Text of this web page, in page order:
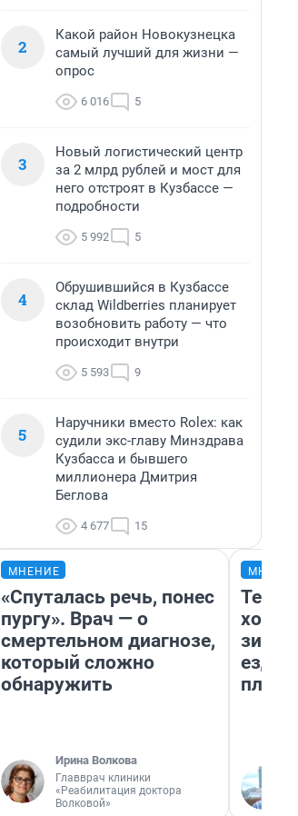
2
Какой район Новокузнецка
самый лучший для жизни —
опрос
6 016 5
3
Новый логистический центр
за 2 млрд рублей и мост для
него отстроят в Кузбассе —
подробности
5 992 5
4
Обрушившийся в Кузбассе
склад Wildberries планирует
возобновить работу — что
происходит внутри
5 593 9
5
Наручники вместо Rolex: как
судили экс-главу Минздрава
Кузбасса и бывшего
миллионера Дмитрия
Беглова
4 677 15
МНЕНИЕ
«Спуталась речь, понес
пургу». Врач — о
смертельном диагнозе,
который сложно
обнаружить
Ирина Волкова
Главврач клиники
«Реабилитация доктора
Волковой»
ездит